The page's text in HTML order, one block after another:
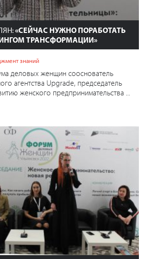
«СЕЙЧАС НУЖНО ПОРАБОТАТЬ
ТРАНСФОРМАЦИИ»
знаний
деловых женщин сооснователь
агентства Upgrade, председатель
женского предпринимательства ...